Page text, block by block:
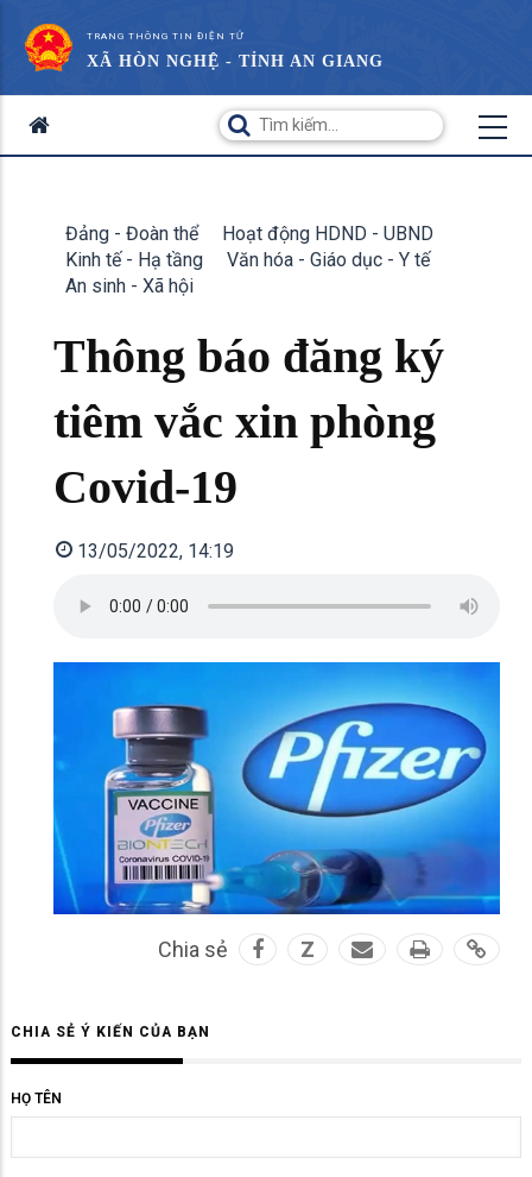
TRANG THÔNG TIN ĐIỆN TỬ
XÃ HÒN NGHỆ - TỈNH AN GIANG
Đảng - Đoàn thể
Hoạt động HDND - UBND
Kinh tế - Hạ tầng
Văn hóa - Giáo dục - Y tế
An sinh - Xã hội
Thông báo đăng ký
tiêm vắc xin phòng
Covid-19
13/05/2022, 14:19
Chia sẻ Z
CHIA SẺ Ý KIẾN CỦA BẠN
HỌ TÊN